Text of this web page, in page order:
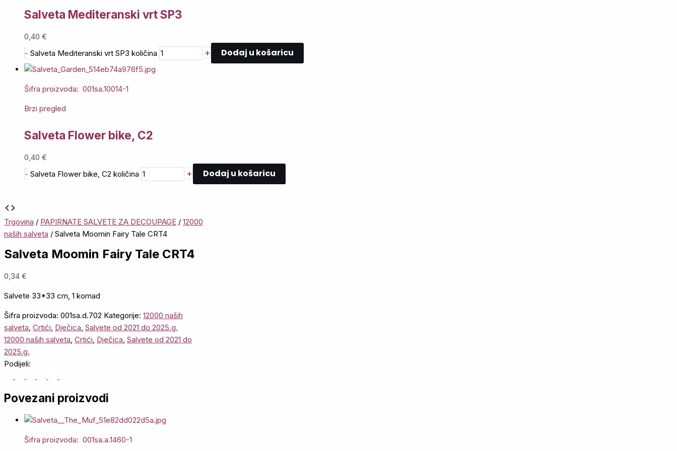
Salveta Mediteranski vrt SP3
0,40 €
- Salveta Mediteranski vrt SP3 količina + Dodaj u košaricu
Šifra proizvoda: 001sa.10014-1
Brzi pregled
Salveta Flower bike, C2
0,40 €
- Salveta Flower bike, C2 količina + Dodaj u košaricu
Trgovina / PAPIRNATE SALVETE ZA DECOUPAGE / 12000
naših salveta / Salveta Moomin Fairy Tale CRT4
Salveta Moomin Fairy Tale CRT4
0,34 €
Salvete 33*33 cm, 1 komad
Šifra proizvoda: 001sa.d.702 Kategorije: 12000 naših
salveta, Crtići, Dječica, Salvete od 2021 do 2025.g.
12000 naših salveta, Crtići, Dječica, Salvete od 2021 do
2025.g.
Podijeli:
Povezani proizvodi
Šifra proizvoda: 001sa.a.1460-1